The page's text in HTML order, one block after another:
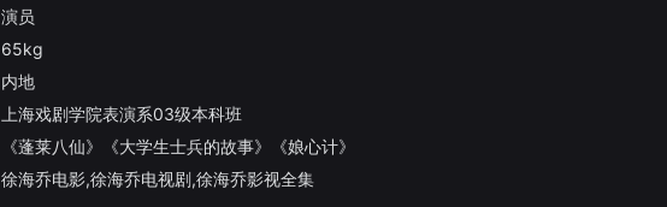
演员
65kg
内地
上海戏剧学院表演系03级本科班
《蓬莱八仙》《大学生士兵的故事》《娘心计》
徐海乔电影,徐海乔电视剧,徐海乔影视全集